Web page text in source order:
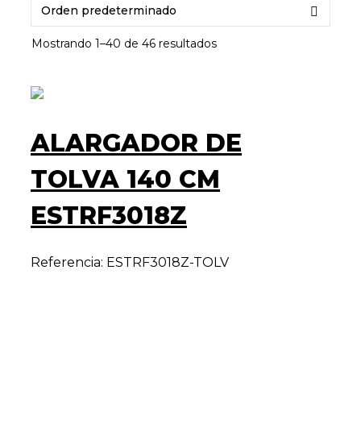
Mostrando 1–40 de 46 resultados
ALARGADOR DE
TOLVA 140 CM
ESTRF3018Z
Referencia: ESTRF3018Z-TOLV